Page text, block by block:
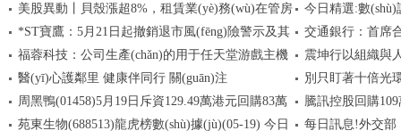
本股市跌近1000點，跌破6萬點...
（2026第一季度）
美股異動丨貝殼漲超8%，租賃業(yè)務(wù)在管房
源規(guī)模突破74萬套 焦點消息
今日精選:數(shù)
(fā)！前四月霍
*ST寶鷹：5月21日起撤銷退市風(fēng)險警示及其
他風(fēng)險警示，股票簡稱變更為“寶鷹股份”|前
沿?zé)狳c
交通銀行：首席
福蓉科技：公司生產(chǎn)的用于任天堂游戲主機
Switch 2支架的鋁合金材料，在2024年底就開始批量
供貨 報資訊
震坤行以組織與人
客戶價值
醫(yī)心護鄰里 健康伴同行 關(guān)注 別只盯著十倍光環
波動才是常態
周黑鴨(01458)5月19日斥資129.49萬港元回購83萬
股 速遞
騰訊控股回購
苑東生物(688513)龍虎榜數(shù)據(jù)(05-19) 今日
每日訊息!外交部